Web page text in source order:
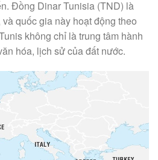
Đồng Dinar Tunisia (TND) là
quốc gia này hoạt động theo
không chỉ là trung tâm hành
hóa, lịch sử của đất nước.